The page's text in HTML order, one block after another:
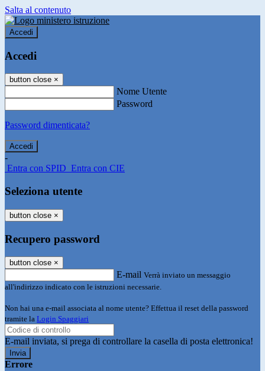
Salta al contenuto
Accedi
Accedi
button close ×
Nome Utente
Password
Password dimenticata?
-
Entra con SPID Entra con CIE
Seleziona utente
button close ×
Recupero password
button close ×
E-mail Verrà inviato un messaggio
all'indirizzo indicato con le istruzioni necessarie.
Non hai una e-mail associata al nome utente? Effettua il reset della password
tramite la Login Spaggiari
E-mail inviata, si prega di controllare la casella di posta elettronica!
Errore